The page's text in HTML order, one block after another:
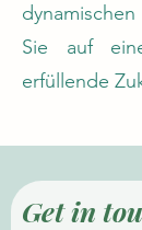
Sie auf
erfüllende
Get in